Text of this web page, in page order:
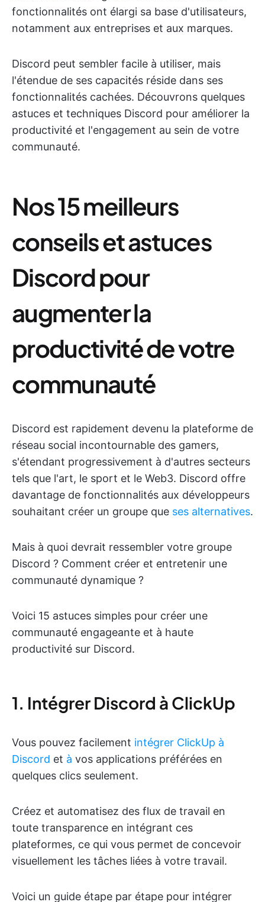
fonctionnalités ont élargi sa base d'utilisateurs,
notamment aux entreprises et aux marques.
Discord peut sembler facile à utiliser, mais
l'étendue de ses capacités réside dans ses
fonctionnalités cachées. Découvrons quelques
astuces et techniques Discord pour améliorer la
productivité et l'engagement au sein de votre
communauté.
Nos 15 meilleurs
conseils et astuces
Discord pour
augmenter la
productivité de votre
communauté
Discord est rapidement devenu la plateforme de
réseau social incontournable des gamers,
s'étendant progressivement à d'autres secteurs
tels que l'art, le sport et le Web3. Discord offre
davantage de fonctionnalités aux développeurs
souhaitant créer un groupe que ses alternatives.
Mais à quoi devrait ressembler votre groupe
Discord ? Comment créer et entretenir une
communauté dynamique ?
Voici 15 astuces simples pour créer une
communauté engageante et à haute
productivité sur Discord.
1. Intégrer Discord à ClickUp
Vous pouvez facilement intégrer ClickUp à
Discord et à vos applications préférées en
quelques clics seulement.
Créez et automatisez des flux de travail en
toute transparence en intégrant ces
plateformes, ce qui vous permet de concevoir
visuellement les tâches liées à votre travail.
Voici un guide étape par étape pour intégrer